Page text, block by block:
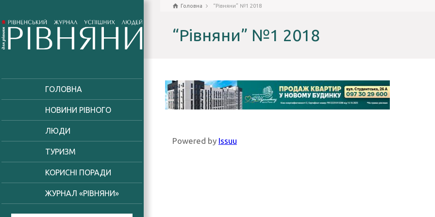
ГОЛОВНА
НОВИНИ РІВНОГО
ЛЮДИ
ТУРИЗМ
КОРИСНІ ПОРАДИ
ЖУРНАЛ «РІВНЯНИ»
Головна “Рівняни” №1 2018
“Рівняни” №1 2018
Powered by Issuu